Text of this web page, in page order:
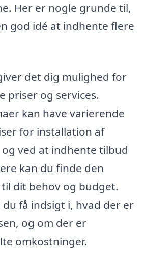
Her er nogle grunde til,
god idé at indhente flere
det dig mulighed for
priser og services.
kan have varierende
for installation af
ved at indhente tilbud
kan du finde den
dit behov og budget.
få indsigt i, hvad der er
og om der er
omkostninger.